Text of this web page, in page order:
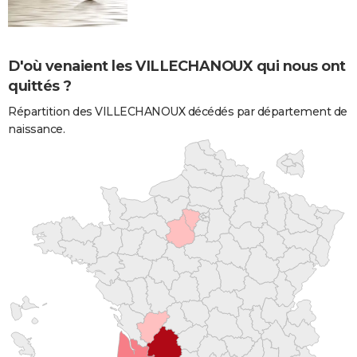
D'où venaient les VILLECHANOUX qui nous ont
quittés ?
Répartition des VILLECHANOUX décédés par département de
naissance.